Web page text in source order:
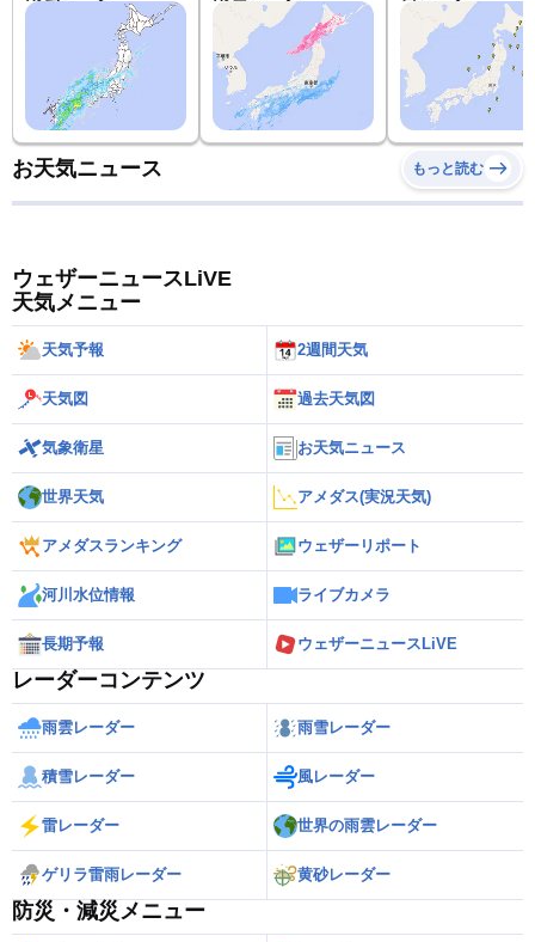
お天気ニュース もっと読む
ウェザーニュースLiVE
天気メニュー
天気予報 2週間天気
天気図 過去天気図
気象衛星 お天気ニュース
世界天気 アメダス(実況天気)
アメダスランキング ウェザーリポート
河川水位情報 ライブカメラ
長期予報 ウェザーニュースLiVE
レーダーコンテンツ
雨雲レーダー 雨雪レーダー
積雪レーダー 風レーダー
雷レーダー 世界の雨雲レーダー
ゲリラ雷雨レーダー 黄砂レーダー
防災・減災メニュー